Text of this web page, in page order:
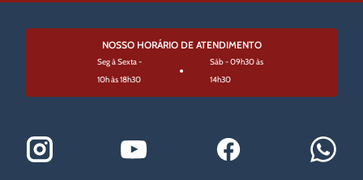
NOSSO HORÁRIO DE ATENDIMENTO
Seg à Sexta -
10h às 18h30
Sáb - 09h30 às
14h30